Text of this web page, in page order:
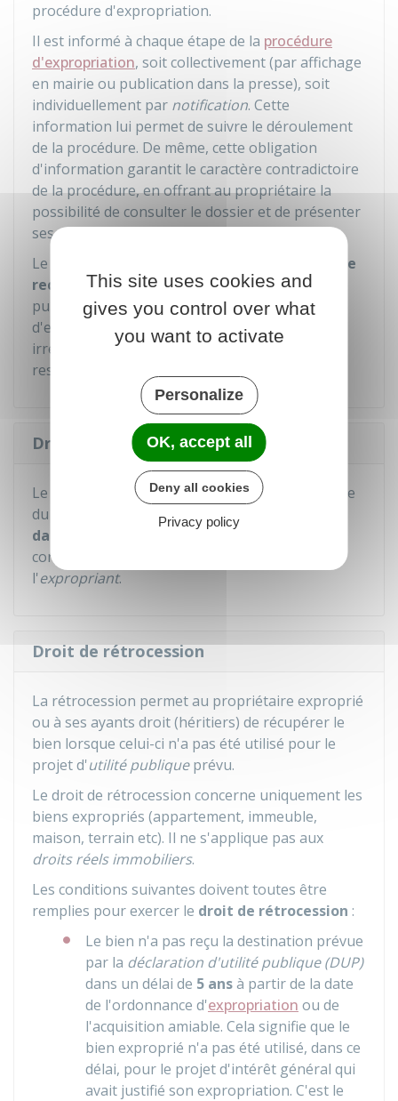
procédure d'expropriation.
Il est informé à chaque étape de la procédure
d'expropriation, soit collectivement (par affichage
en mairie ou publication dans la presse), soit
individuellement par notification. Cette
information lui permet de suivre le déroulement
de la procédure. De même, cette obligation
d'information garantit le caractère contradictoire
de la procédure, en offrant au propriétaire la
possibilité de consulter le dossier et de présenter
ses observations ou remarques.
Le propriétaire dispose également d'un
droit de
recours
. Il peut contester la déclaration d'utilité
publique, l'arrêté de cessibilité ou l'ordonnance
d'expropriation s'il estime que la procédure est
irrégulière ou que ses droits n'ont pas été
respectés.
Droit au maintien dans les lieux
Le propriétaire exproprié conserve la jouissance
du bien, c'est-à-dire le
droit de se maintenir
dans le logement
, jusqu'au paiement ou la
consignation des indemnités dues par
l'expropriant.
Droit de rétrocession
La rétrocession permet au propriétaire exproprié
ou à ses ayants droit (héritiers) de récupérer le
bien lorsque celui-ci n'a pas été utilisé pour le
projet d'utilité publiqueprévu.
Le droit de rétrocession concerne uniquement les
biens expropriés (appartement, immeuble,
maison, terrain etc). Il ne s'applique pas aux
droits réels immobiliers.
Les conditions suivantes doivent toutes être
remplies pour exercer le droit de rétrocession :
Le bien n'a pas reçu la destination prévue
par la déclaration d'utilité publique (DUP)
dans un délai de 5 ansà partir de la date
de l'ordonnance d'expropriation ou de
l'acquisition amiable. Cela signifie que le
bien exproprié n'a pas été utilisé, dans ce
délai, pour le projet d'intérêt général qui
avait justifié son expropriation. C'est le
This site uses cookies and
gives you control over what
you want to activate
Personalize
OK, accept all
Deny all cookies
Privacy policy